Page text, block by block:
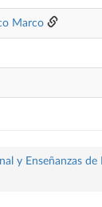
Marco
y Enseñanzas